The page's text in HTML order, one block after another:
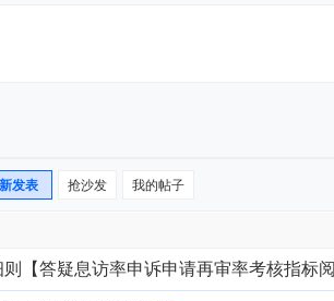
发表 抢沙发 我的帖子
【答疑息访率申诉申请再审率考核指标阅